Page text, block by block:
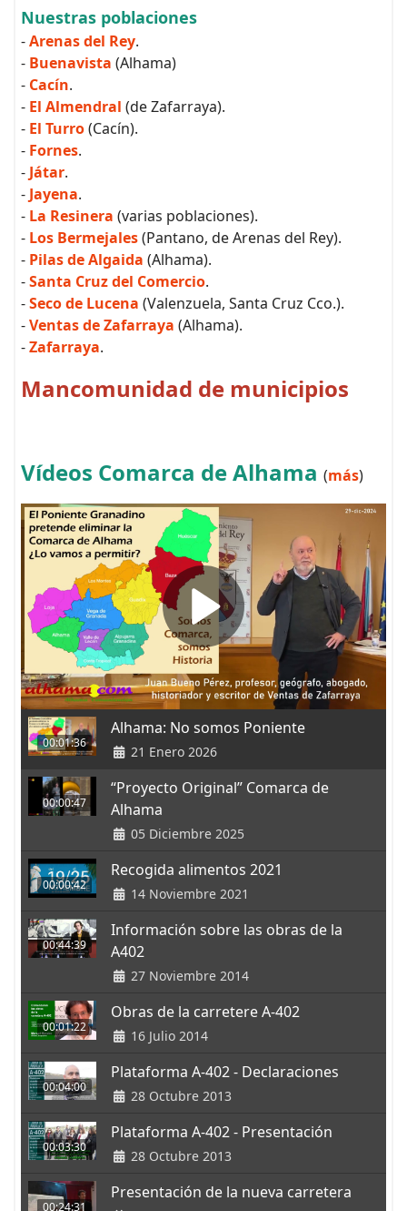
Nuestras poblaciones
-Arenas del Rey.
- Buenavista (Alhama)
- Cacín.
- El Almendral (de Zafarraya).
- El Turro(Cacín).
- Fornes.
- Játar.
- Jayena.
- La Resinera (varias poblaciones).
- Los Bermejales(Pantano, de Arenas del Rey).
- Pilas de Algaida (Alhama).
-Santa Cruz del Comercio.
-Seco de Lucena (Valenzuela, Santa Cruz Cco.).
-Ventas de Zafarraya (Alhama).
-Zafarraya.
Mancomunidad de municipios
Vídeos Comarca de Alhama (más)
00:01:36
Alhama: No somos Poniente
21 Enero 2026
00:00:47
“Proyecto Original” Comarca de
Alhama
05 Diciembre 2025
00:00:42
Recogida alimentos 2021
14 Noviembre 2021
00:44:39
Información sobre las obras de la
A402
27 Noviembre 2014
00:01:22
Obras de la carretere A-402
16 Julio 2014
00:04:00
Plataforma A-402 - Declaraciones
28 Octubre 2013
00:03:30
Plataforma A-402 - Presentación
28 Octubre 2013
00:24:31
Presentación de la nueva carretera